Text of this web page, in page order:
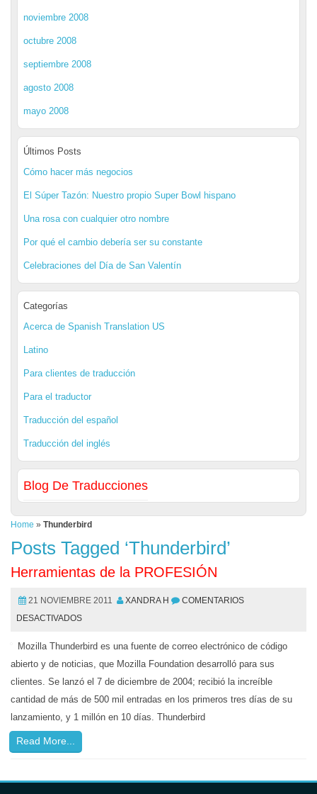
noviembre 2008
octubre 2008
septiembre 2008
agosto 2008
mayo 2008
Últimos Posts
Cómo hacer más negocios
El Súper Tazón: Nuestro propio Super Bowl hispano
Una rosa con cualquier otro nombre
Por qué el cambio debería ser su constante
Celebraciones del Día de San Valentín
Categorías
Acerca de Spanish Translation US
Latino
Para clientes de traducción
Para el traductor
Traducción del español
Traducción del inglés
Blog De Traducciones
Home » Thunderbird
Posts Tagged ‘Thunderbird’
Herramientas de la PROFESIÓN
21 NOVIEMBRE 2011 XANDRA H
COMENTARIOS
DESACTIVADOS
Mozilla Thunderbird es una fuente de correo electrónico de código
abierto y de noticias, que Mozilla Foundation desarrolló para sus
clientes. Se lanzó el 7 de diciembre de 2004; recibió la increíble
cantidad de más de 500 mil entradas en los primeros tres días de su
lanzamiento, y 1 millón en 10 días. Thunderbird
Read More...